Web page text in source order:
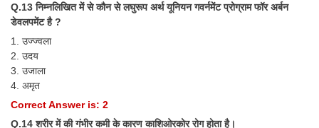
Q.13 निम्नलिखित में से कौन से लघुरूप अर्थ यूनियन गवर्नमेंट प्रोग्राम फॉर अर्बन
डेवलपमेंट है ?
1. उज्ज्वला
2. उदय
3. उजाला
4. अमृत
Correct Answer is: 2
Q.14 शरीर में की गंभीर कमी के कारण काशिओरकोर रोग होता है।